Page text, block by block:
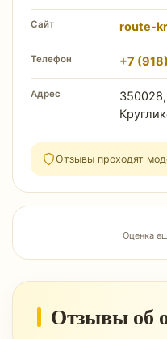
Сайт route-
Телефон +7
Адрес
Отзывы проходят
Оценка
Отзывы об